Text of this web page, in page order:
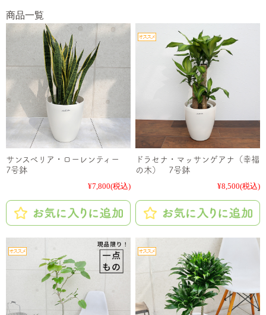
商品一覧
サンスベリア・ローレンティー
7号鉢
¥7,800(税込)
ドラセナ・マッサンゲアナ（幸福
の木） 7号鉢
¥8,500(税込)